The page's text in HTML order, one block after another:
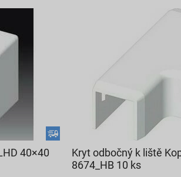
40×40
Kryt odbočný k liště
8674_HB 10 ks